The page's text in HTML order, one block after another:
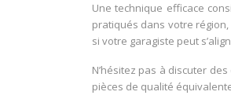
Une technique efficace
pratiqués dans votre
si votre garagiste peut
N’hésitez pas à discuter
pièces de qualité